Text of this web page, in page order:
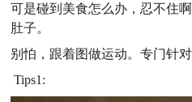
可是碰到美食怎么办，忍不住
肚子。
别怕，跟着图做运动。专门针
Tips1: